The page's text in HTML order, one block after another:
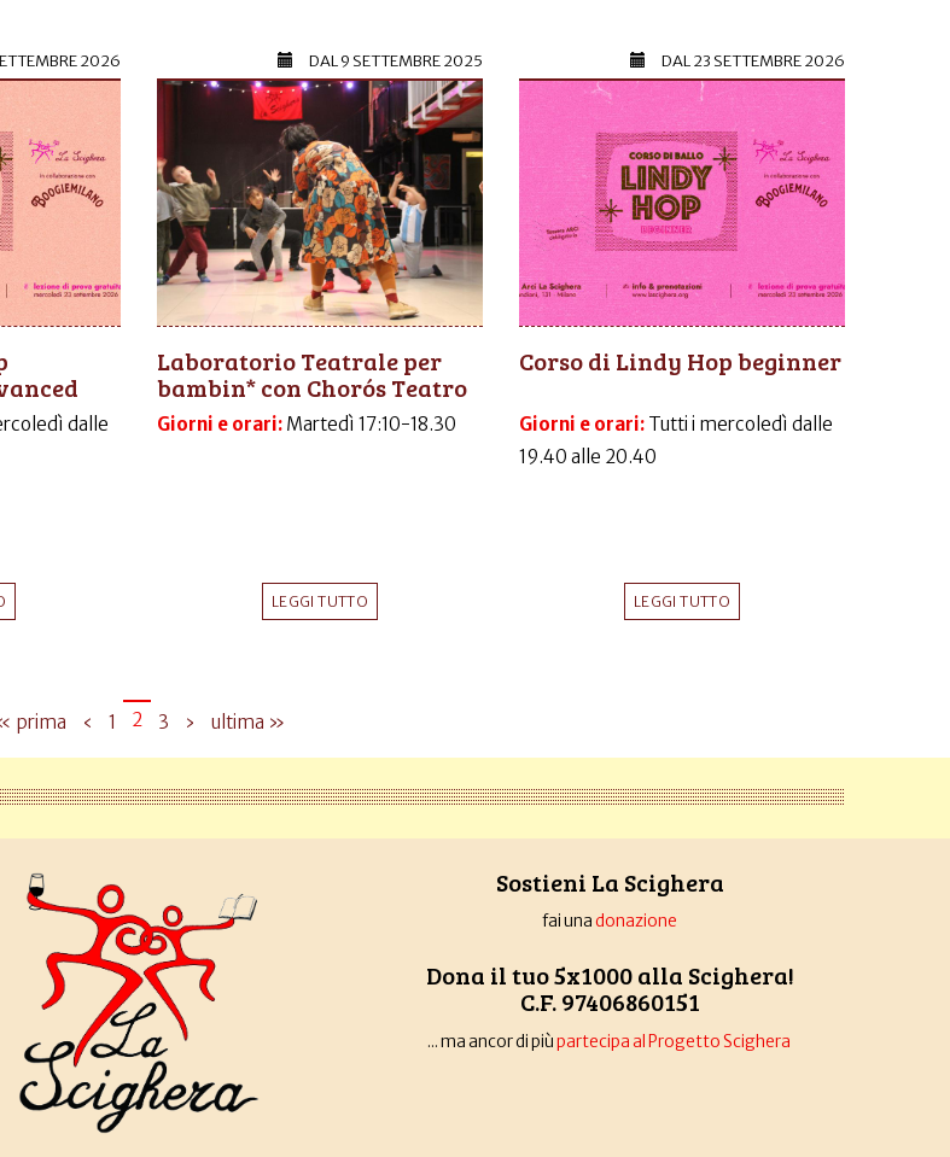
2026
dalle
DAL9 SETTEMBRE 2025
Laboratorio Teatrale per
bambin* con Chorós Teatro
Giorni e orari: Martedì 17:10-18.30
LEGGI TUTTO
DAL23 SETTEMBRE 2026
Corso di Lindy Hop beginner
Giorni e orari: Tutti i mercoledì dalle
19.40 alle 20.40
LEGGI TUTTO
prima ‹ 1 2 3 › ultima »
Sostieni La Scighera
fai unadonazione
Dona il tuo 5x1000 alla Scighera!
C.F. 97406860151
... ma ancor di piùpartecipa al Progetto Scighera